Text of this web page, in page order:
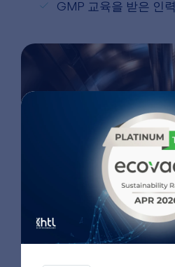
GMP 교육을 받은 인력